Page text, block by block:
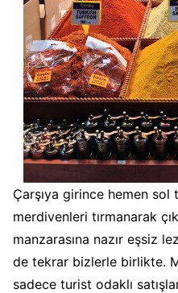
Çarşıya girince hemen
merdivenleri tırmanarak
manzarasına nazır eşsiz
de tekrar bizlerle birlikte.
sadece turist odaklı